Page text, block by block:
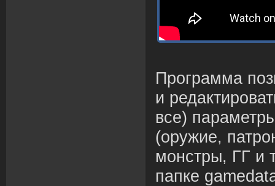
Программа
и
все)
(оружие,
монстры, ГГ и
папке